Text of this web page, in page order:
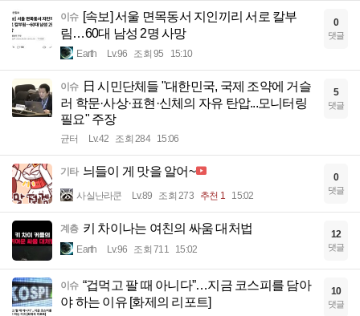
이슈 [속보] 서울 면목동서 지인끼리 서로 칼부
림…60대 남성 2명 사망
Earth Lv.96 조회 95 15:10
0
댓글
이슈
日 시민단체들 "대한민국, 국제 조약에 거슬
러 학문·사상·표현·신체의 자유 탄압...모니터링
필요" 주장
균터 Lv.42 조회 284 15:06
5
댓글
기타 늬들이 게 맛을 알어~
사실난라쿤 Lv.89 조회 273 추천 1 15:02
0
댓글
계층 키 차이나는 여친의 싸움 대처법
Earth Lv.96 조회 711 15:02
12
댓글
이슈 “겁먹고 팔 때 아니다”…지금 코스피를 담아
야 하는 이유 [화제의 리포트]
10
댓글